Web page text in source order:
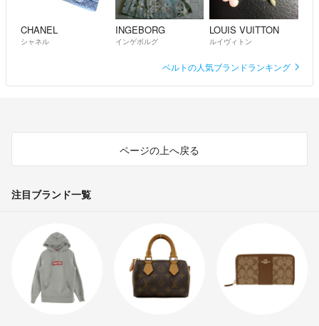
CHANEL
シャネル
INGEBORG
インゲボルグ
LOUIS VUITTON
ルイヴィトン
ベルトの人気ブランドランキング
ページの上へ戻る
注目ブランド一覧